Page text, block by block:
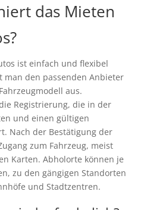
das Mieten
ist einfach und flexibel
man den passenden Anbieter
aus.
Registrierung, die in der
und einen gültigen
Nach der Bestätigung der
zum Fahrzeug, meist
Karten. Abholorte können je
zu den gängigen Standorten
und Stadtzentren.